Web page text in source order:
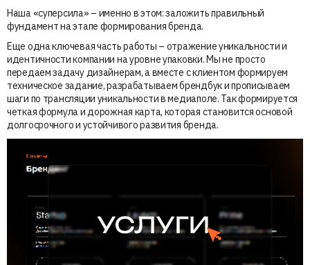
Наша «суперсила» – именно в этом: заложить правильный
фундамент на этапе формирования бренда.
Еще одна ключевая часть работы – отражение уникальности и
идентичности компании на уровне упаковки. Мы не просто
передаем задачу дизайнерам, а вместе с клиентом формируем
техническое задание, разрабатываем брендбук и прописываем
шаги по трансляции уникальности в медиаполе. Так формируется
четкая формула и дорожная карта, которая становится основой
долгосрочного и устойчивого развития бренда.